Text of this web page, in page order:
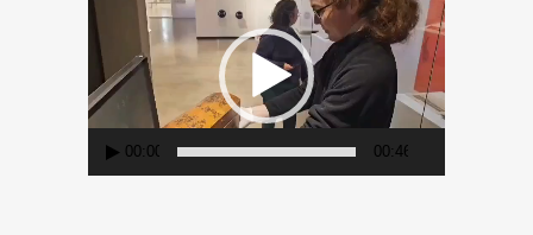
vidéo
00:00 00:46